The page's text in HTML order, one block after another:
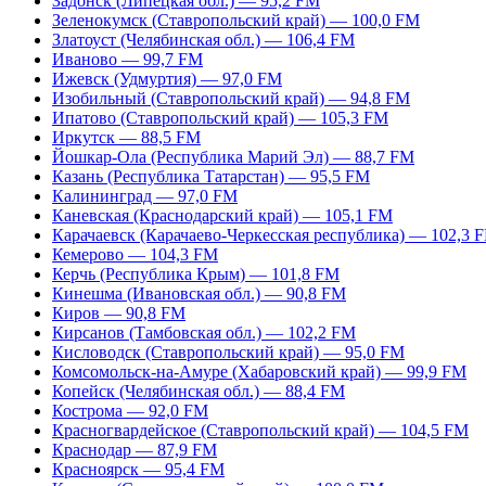
Зеленокумск (Ставропольский край) — 100,0 FM
Златоуст (Челябинская обл.) — 106,4 FM
Иваново — 99,7 FM
Ижевск (Удмуртия) — 97,0 FM
Изобильный (Ставропольский край) — 94,8 FM
Ипатово (Ставропольский край) — 105,3 FM
Иркутск — 88,5 FM
Йошкар-Ола (Республика Марий Эл) — 88,7 FM
Казань (Республика Татарстан) — 95,5 FM
Калининград — 97,0 FM
Каневская (Краснодарский край) — 105,1 FM
Карачаевск (Карачаево-Черкесская республика) — 102,3
Кемерово — 104,3 FM
Керчь (Республика Крым) — 101,8 FM
Кинешма (Ивановская обл.) — 90,8 FM
Киров — 90,8 FM
Кирсанов (Тамбовская обл.) — 102,2 FM
Кисловодск (Ставропольский край) — 95,0 FM
Комсомольск-на-Амуре (Хабаровский край) — 99,9 FM
Копейск (Челябинская обл.) — 88,4 FM
Кострома — 92,0 FM
Красногвардейское (Ставропольский край) — 104,5 FM
Краснодар — 87,9 FM
Красноярск — 95,4 FM